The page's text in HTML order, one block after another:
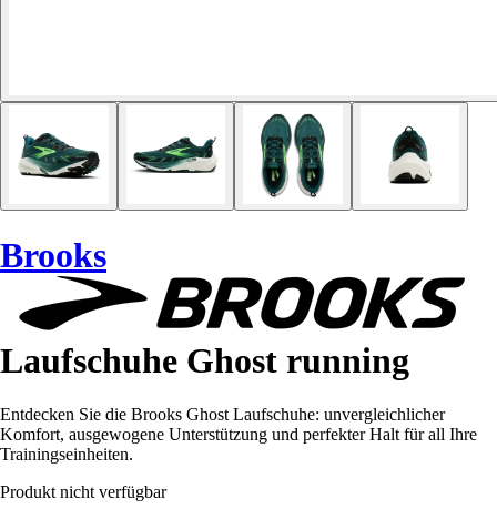
Brooks
Laufschuhe Ghost running
Entdecken Sie die Brooks Ghost Laufschuhe: unvergleichlicher
Komfort, ausgewogene Unterstützung und perfekter Halt für all Ihre
Trainingseinheiten.
Produkt nicht verfügbar